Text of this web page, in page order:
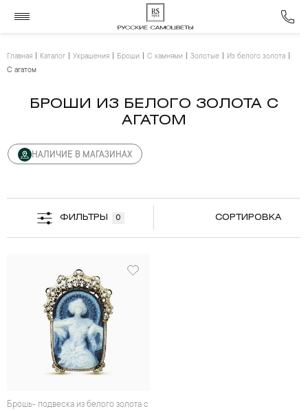
Главная Каталог Украшения Броши С камнями Золотые
Из белого золота
С агатом
БРОШИ ИЗ БЕЛОГО ЗОЛОТА С
АГАТОМ
НАЛИЧИЕ В МАГАЗИНАХ
ФИЛЬТРЫ 0 СОРТИРОВКА
брошь- подвеска из белого золота с